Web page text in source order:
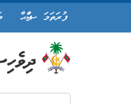
ފުރަތަމަ ޞަފްޙާ